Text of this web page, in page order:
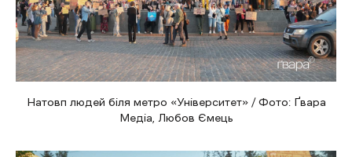
Натовп людей біля метро «Університет» / Фото: Ґвара
Медіа, Любов Ємець